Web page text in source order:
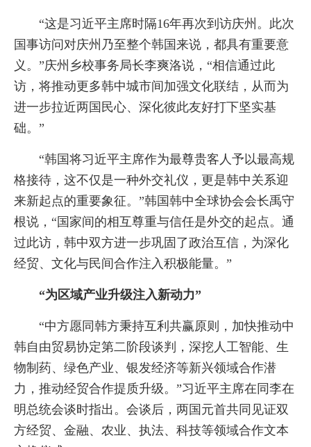
“这是习近平主席时隔16年再次到访庆州。此次
国事访问对庆州乃至整个韩国来说，都具有重要意
义。”庆州乡校事务局长李爽洛说，“相信通过此
访，将推动更多韩中城市间加强文化联结，从而为
进一步拉近两国民心、深化彼此友好打下坚实基
础。”
“韩国将习近平主席作为最尊贵客人予以最高规
格接待，这不仅是一种外交礼仪，更是韩中关系迎
来新起点的重要象征。”韩国韩中全球协会会长禹守
根说，“国家间的相互尊重与信任是外交的起点。通
过此访，韩中双方进一步巩固了政治互信，为深化
经贸、文化与民间合作注入积极能量。”
“为区域产业升级注入新动力”
“中方愿同韩方秉持互利共赢原则，加快推动中
韩自由贸易协定第二阶段谈判，深挖人工智能、生
物制药、绿色产业、银发经济等新兴领域合作潜
力，推动经贸合作提质升级。”习近平主席在同李在
明总统会谈时指出。会谈后，两国元首共同见证双
方经贸、金融、农业、执法、科技等领域合作文本